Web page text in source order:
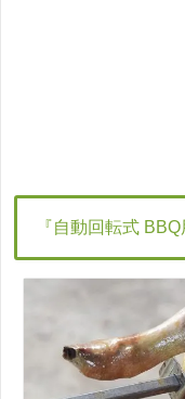
『自動回転式